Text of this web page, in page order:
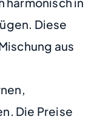
Diese
aus
Die Preise